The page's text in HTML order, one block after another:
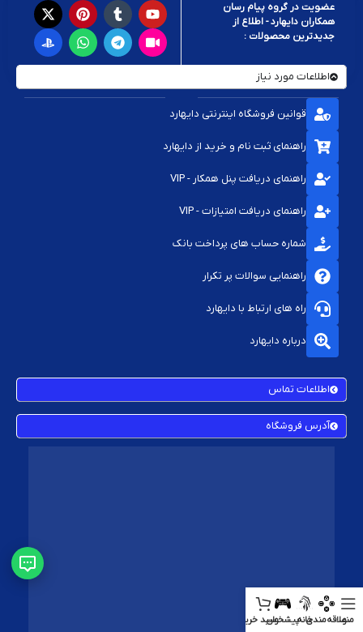
عضویت در گروه پیام رسان
همکاران دایهارد - اطلاع از
جدیدترین محصولات :
اطلاعات مورد نیاز
قوانین فروشگاه اینترنتی دایهارد
راهنمای ثبت نام و خرید از دایهارد
راهنمای دریافت پنل همکار - VIP
راهنمای دریافت امتیازات - VIP
شماره حساب های پرداخت بانک
راهنمایی سوالات پر تکرار
راه های ارتباط با دایهارد
درباره دایهارد
اطلاعات تماس
آدرس فروشگاه
منوعلاقه‌مندیخانهپیشخوانسبد خرید